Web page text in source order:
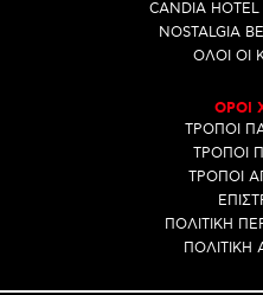
CANDIA
NOSTALGIA
ΟΛΟΙ ΟΙ
ΟΡΟΙ
ΤΡΟΠΟΙ
ΤΡΟΠΟΙ
ΤΡΟΠΟΙ
ΠΟΛΙΤΙΚΗ